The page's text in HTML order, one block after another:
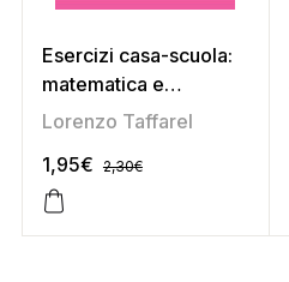
Esercizi casa-scuola:
matematica e
tecnologia 5
Lorenzo Taffarel
1,95€ 2,30€